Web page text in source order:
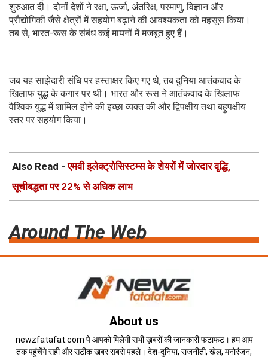
शुरुआत दी। दोनों देशों ने रक्षा, ऊर्जा, अंतरिक्ष, परमाणु, विज्ञान और
प्रौद्योगिकी जैसे क्षेत्रों में सहयोग बढ़ाने की आवश्यकता को महसूस किया।
तब से, भारत-रूस के संबंध कई मायनों में मजबूत हुए हैं।
जब यह साझेदारी संधि पर हस्ताक्षर किए गए थे, तब दुनिया आतंकवाद के
खिलाफ युद्ध के कगार पर थी। भारत और रूस ने आतंकवाद के खिलाफ
वैश्विक युद्ध में शामिल होने की इच्छा व्यक्त की और द्विपक्षीय तथा बहुपक्षीय
स्तर पर सहयोग किया।
Also Read -एमवी इलेक्ट्रोसिस्टम्स के शेयरों में जोरदार वृद्धि,
सूचीबद्धता पर 22% से अधिक लाभ
Around The Web
About us
newzfatafat.com पे आपको मिलेगी सभी ख़बरों की जानकारी फटाफट। हम आप
तक पहुंचेंगे सही और सटीक खबर सबसे पहले। देश-दुनिया, राजनीती, खेल, मनोरंजन,